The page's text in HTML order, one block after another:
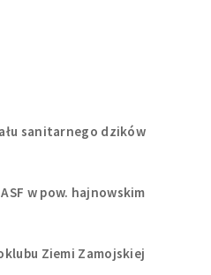
sanitarnego dzików
w pow. hajnowskim
Ziemi Zamojskiej